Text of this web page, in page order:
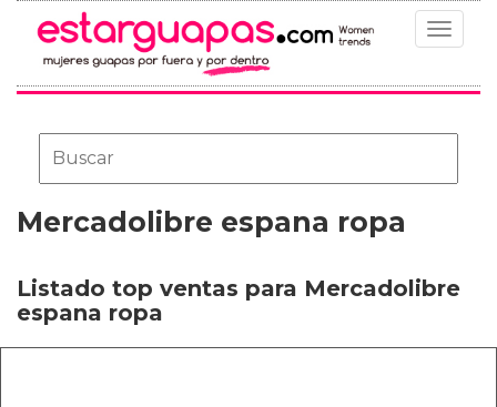
Toggle
Mercadolibre espana ropa
Listado top ventas para Mercadolibre
espana ropa